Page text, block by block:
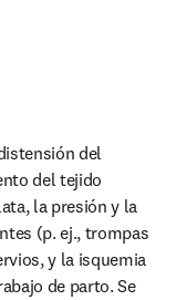
del
del tejido
la presión y la
(p. ej., trompas
y la isquemia
de parto. Se